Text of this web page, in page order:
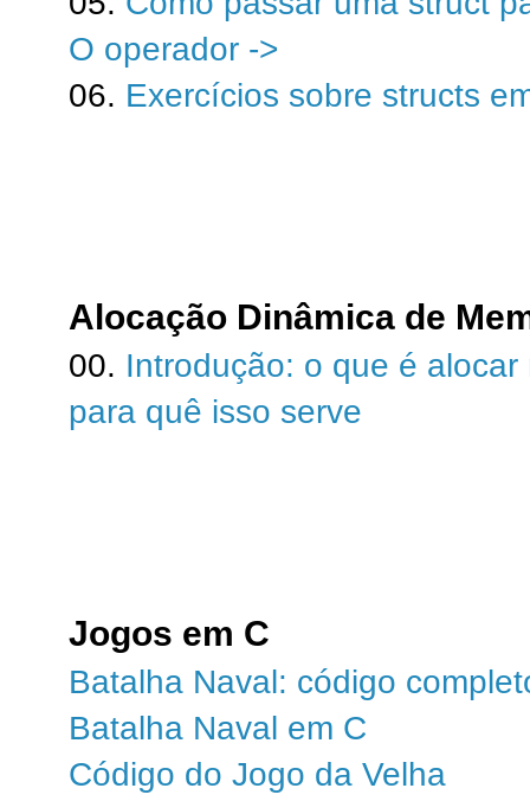
O operador ->
06. Exercícios sobre structs
Alocação Dinâmica de
00. Introdução: o que é
para quê isso serve
Jogos em C
Batalha Naval: código
Batalha Naval em C
Código do Jogo da Velha